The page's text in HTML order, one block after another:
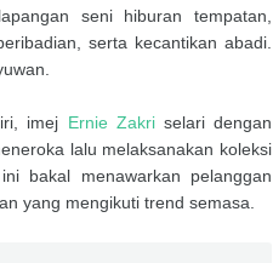
seni hiburan tempatan,
serta kecantikan abadi.
imej Ernie Zakriselari dengan
lalu melaksanakan koleksi
bakal menawarkan pelanggan
yang mengikuti trend semasa.